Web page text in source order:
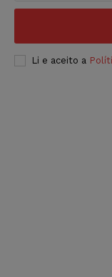
Li e aceito a